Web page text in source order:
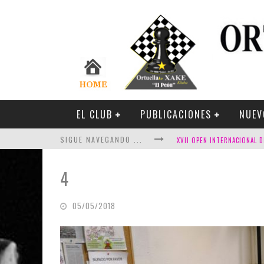
EL CLUB PUBLICACIONES
SIGUE NAVEGANDO ...
4
05/05/2018